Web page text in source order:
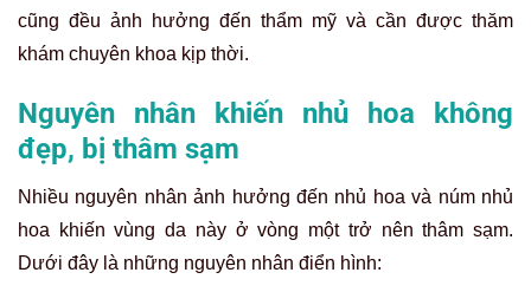
cũng đều ảnh hưởng đến thẩm mỹ và cần được thăm
khám chuyên khoa kịp thời.
Nguyên nhân khiến nhủ hoa không
đẹp, bị thâm sạm
Nhiều nguyên nhân ảnh hưởng đến nhủ hoa và núm nhủ
hoa khiến vùng da này ở vòng một trở nên thâm sạm.
Dưới đây là những nguyên nhân điển hình: